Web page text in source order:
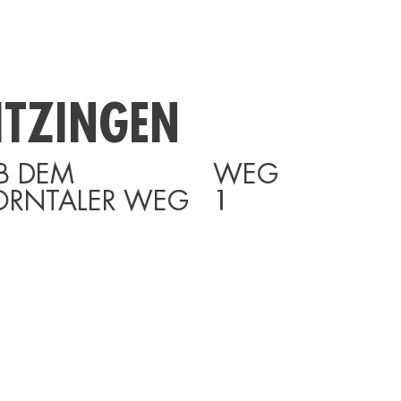
DEM
WEG
WEG
1